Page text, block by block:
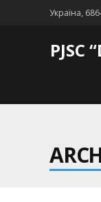
Україна,
PJSC